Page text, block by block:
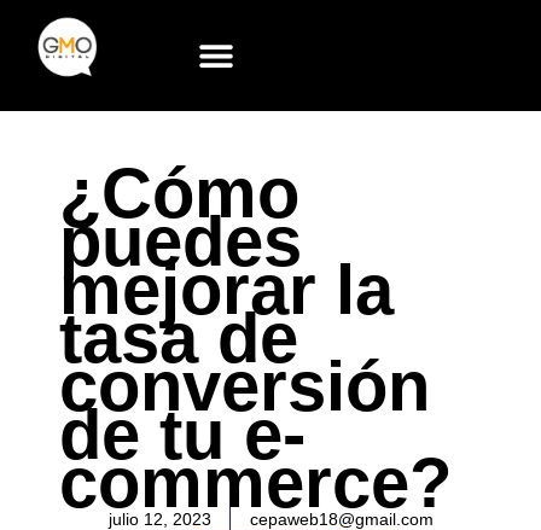
contenido
¿Cómo
puedes
mejorar la
tasa de
conversión
de tu e-
commerce?
julio 12, 2023 cepaweb18@gmail.com